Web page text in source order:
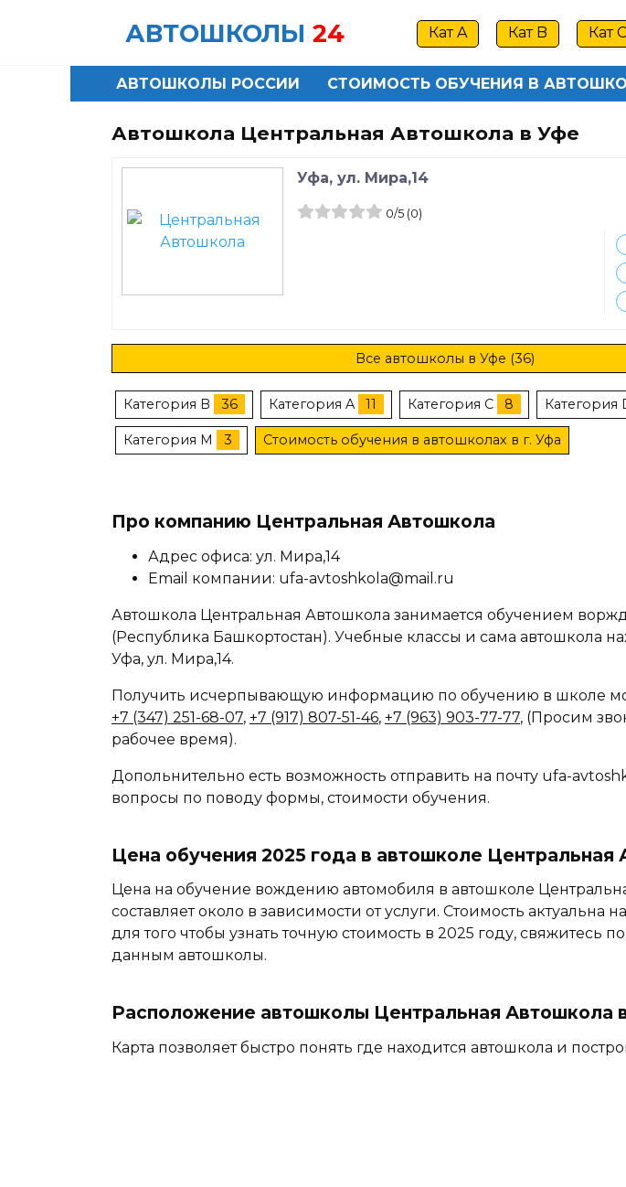
АВТОШКОЛЫ 24 Кат A Кат B Кат C
АВТОШКОЛЫ РОССИИ СТОИМОСТЬ ОБУЧЕНИЯ В
Автошкола Центральная Автошкола в Уфе
Уфа, ул. Мира,14
0/5(0)
Все автошколы в Уфе (36)
Категория B 36 Категория A 11 Категория C 8 Категория
Категория M 3 Стоимость обучения в автошколах в г. Уфа
Про компанию Центральная Автошкола
Адрес офиса: ул. Мира,14
Email компании: ufa-avtoshkola@mail.ru
Автошкола Центральная Автошкола занимается обучением
(Республика Башкортостан). Учебные классы и сама автошкола
Уфа, ул. Мира,14.
Получить исчерпывающую информацию по обучению в школе
+7 (347) 251-68-07, +7 (917) 807-51-46, +7 (963) 903-77-77, (Просим
рабочее время).
Допольнительно есть возможность отправить на почту ufa-
вопросы по поводу формы, стоимости обучения.
Цена обучения 2025 года в автошколе Центральная
Цена на обучение вождению автомобиля в автошколе
составляет около в зависимости от услуги. Стоимость актуальна
для того чтобы узнать точную стоимость в 2025 году, свяжитесь
данным автошколы.
Расположение автошколы Центральная Автошкола
Карта позволяет быстро понять где находится автошкола и